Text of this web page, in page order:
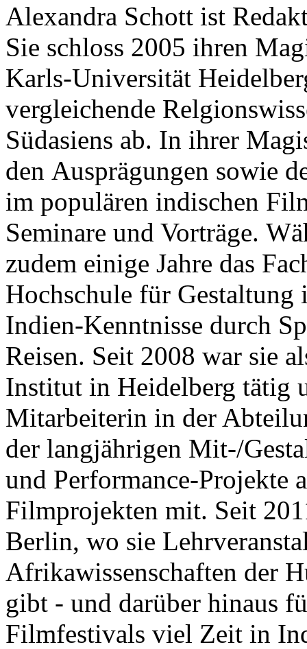
Alexandra Schott ist
Sie schloss 2005 ihren
Karls-Universität
vergleichende
Südasiens ab. In ihrer
den Ausprägungen sowie
im populären indischen
Seminare und Vorträge.
zudem einige Jahre das
Hochschule für
Indien-Kenntnisse durch
Reisen. Seit 2008 war sie
Institut in Heidelberg tätig
Mitarbeiterin in der
der langjährigen Mit-/
und Performance-Projekte
Filmprojekten mit. Seit
Berlin, wo sie
Afrikawissenschaften der
gibt - und darüber hinaus
Filmfestivals viel Zeit in